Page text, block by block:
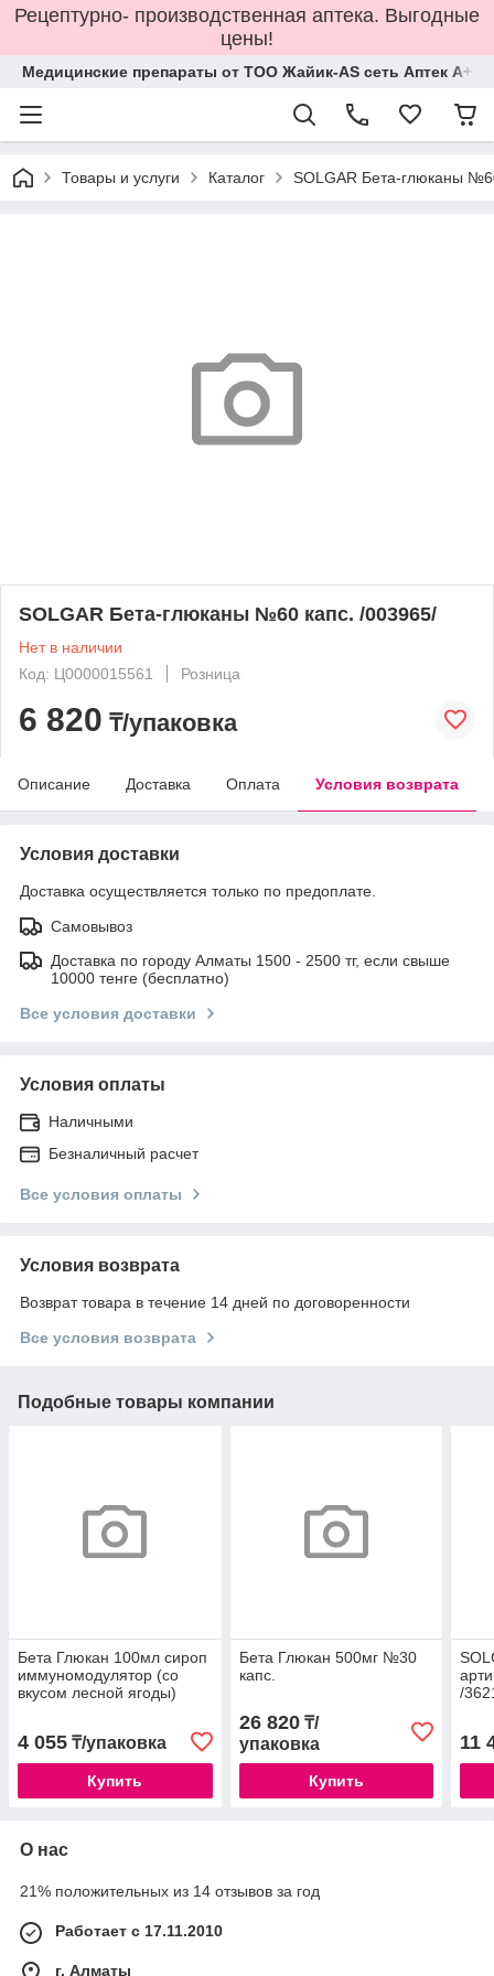
Рецептурно- производственная аптека. Выгодные
цены!
Медицинские препараты от ТОО Жайик-AS сеть Аптек А+
Товары и услуги Каталог SOLGAR Бета-глюканы
SOLGAR Бета-глюканы №60 капс. /003965/
Нет в наличии
Код: Ц0000015561
Розница
6 820 ₸/упаковка
Описание Доставка Оплата Условия возврата
Условия доставки
Доставка осуществляется только по предоплате.
Самовывоз
Доставка по городу Алматы 1500 - 2500 тг, если свыше
10000 тенге (бесплатно)
Все условия доставки
Условия оплаты
Наличными
Безналичный расчет
Все условия оплаты
Условия возврата
Возврат товара в течение 14 дней по договоренности
Все условия возврата
Подобные товары компании
Бета Глюкан 100мл сироп
иммуномодулятор (со
вкусом лесной ягоды)
4 055 ₸/упаковка
Купить
Бета Глюкан 500мг №30
капс.
26 820₸/
упаковка
Купить
/
11
О нас
21% положительных из 14 отзывов за год
Работает с 17.11.2010
г. Алматы